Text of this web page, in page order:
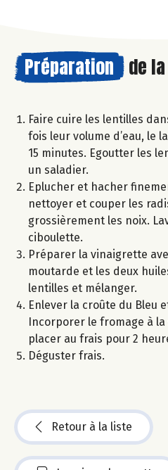
Préparation de la
Faire cuire les lentilles
fois leur volume d’eau, le
15 minutes. Egoutter les
un saladier.
Eplucher et hacher
nettoyer et couper les
grossièrement les noix.
ciboulette.
Préparer la vinaigrette
moutarde et les deux
lentilles et mélanger.
Enlever la croûte du Bleu
Incorporer le fromage à
placer au frais pour 2
Déguster frais.
Retour à la liste